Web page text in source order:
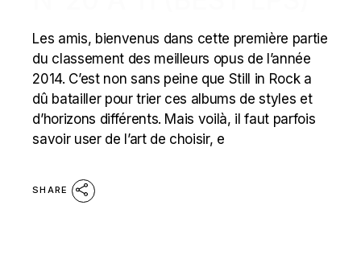
Les amis, bienvenus dans cette première partie
du classement des meilleurs opus de l’année
2014. C’est non sans peine que Still in Rock a
dû batailler pour trier ces albums de styles et
d’horizons différents. Mais voilà, il faut parfois
savoir user de l’art de choisir, e
SHARE